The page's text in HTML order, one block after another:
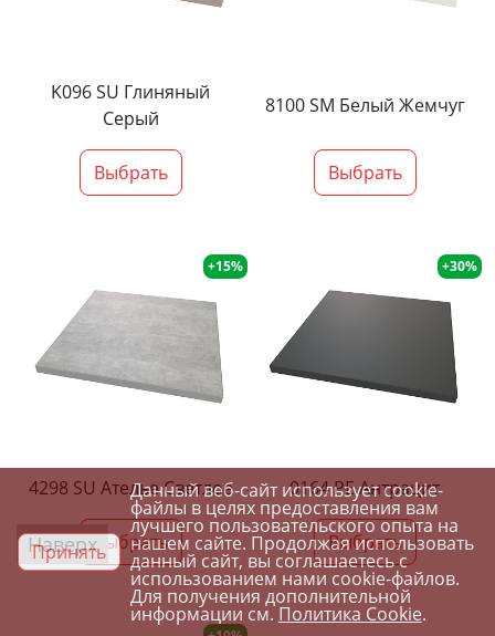
K096 SU Глиняный
Серый
Выбрать
8100 SM Белый Жемчуг
Выбрать
+15%
4298 SU Ателье Светлое
Выбрать
+30%
0164 PE Антрацит
Выбрать
Наверх
Принять
Данный веб-сайт использует cookie-
файлы в целях предоставления вам
лучшего пользовательского опыта на
нашем сайте. Продолжая использовать
данный сайт, вы соглашаетесь с
использованием нами cookie-файлов.
Для получения дополнительной
информации см.Политика Cookie.